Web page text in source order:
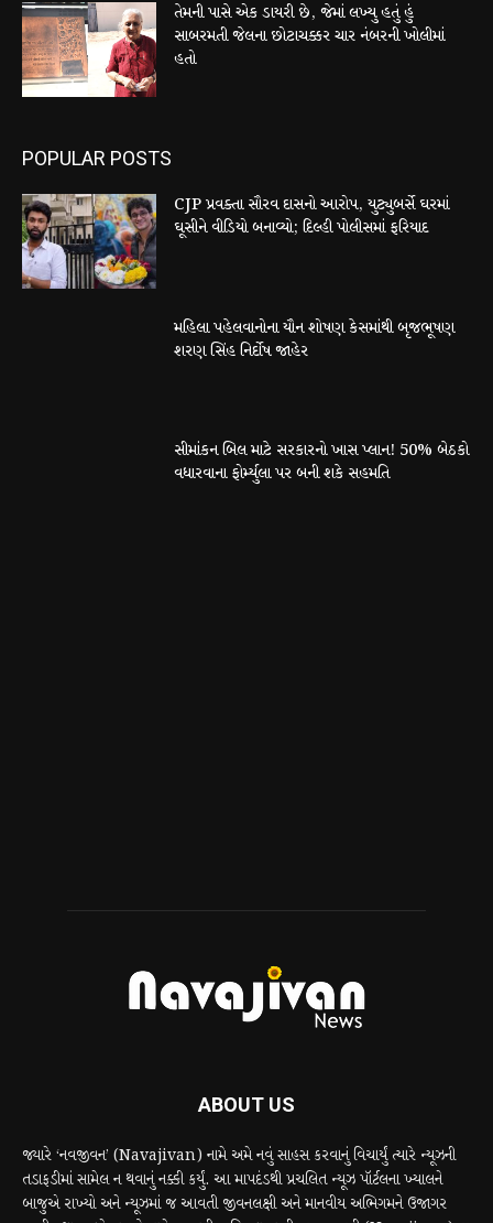
તેમની પાસે એક ડાયરી છે, જેમાં લખ્યુ હતું હું
સાબરમતી જેલના છોટાચક્કર ચાર નંબરની ખોલીમાં
હતો
POPULAR POSTS
CJP પ્રવક્તા સૌરવ દાસનો આરોપ, યુટ્યુબર્સે ઘરમાં
ઘૂસીને વીડિયો બનાવ્યો; દિલ્હી પોલીસમાં ફરિયાદ
મહિલા પહેલવાનોના યૌન શોષણ કેસમાંથી બૃજભૂષણ
શરણ સિંહ નિર્દોષ જાહેર
સીમાંકન બિલ માટે સરકારનો ખાસ પ્લાન! 50% બેઠકો
વધારવાના ફોર્મ્યુલા પર બની શકે સહમતિ
ABOUT US
જ્યારે ‘નવજીવન’ (Navajivan) નામે અમે નવું સાહસ કરવાનું વિચાર્યું ત્યારે ન્યૂઝની
તડાફડીમાં સામેલ ન થવાનું નક્કી કર્યું. આ માપદંડથી પ્રચલિત ન્યૂઝ પૉર્ટલના ખ્યાલને
બાજુએ રાખ્યો અને ન્યૂઝમાં જ આવતી જીવનલક્ષી અને માનવીય અભિગમને ઉજાગર